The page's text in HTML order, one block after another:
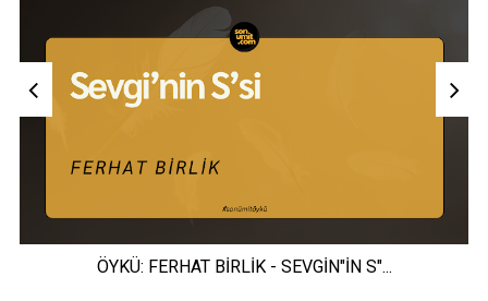
ÖYKÜ: FERHAT BİRLİK - SEVGİN"İN S"...